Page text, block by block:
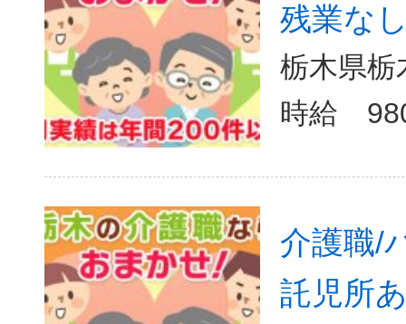
残業な
栃木県栃
介護職/
託児所